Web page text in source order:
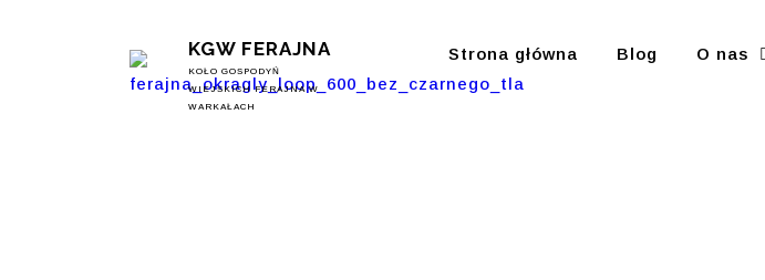
KGW FERAJNA
KOŁO GOSPODYŃ
WIEJSKICH FERAJNA W
WARKAŁACH
Strona główna Blog O nas